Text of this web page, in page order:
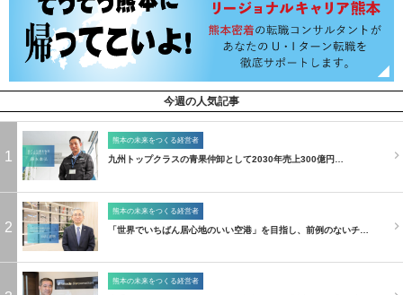
今週の人気記事
1
熊本の未来をつくる経営者
九州トップクラスの青果仲卸として2030年売上300億円…
2
熊本の未来をつくる経営者
「世界でいちばん居心地のいい空港」を目指し、前例のないチ…
熊本の未来をつくる経営者